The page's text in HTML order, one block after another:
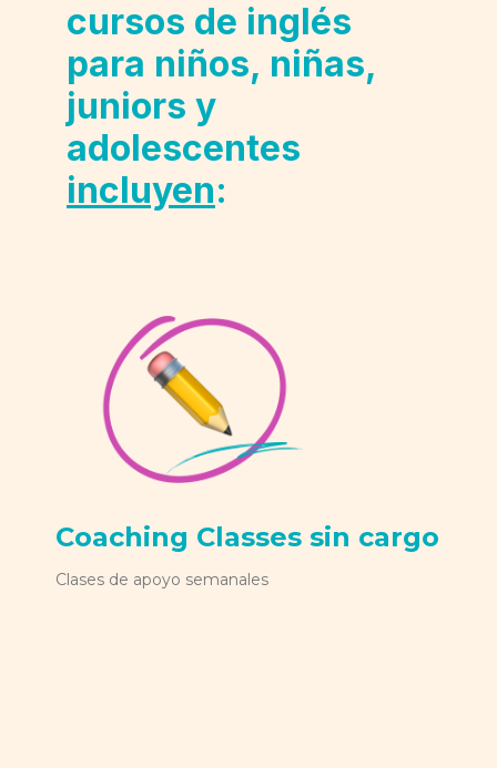
cursos de inglés
para niños, niñas,
juniors y
adolescentes
incluyen:
Coaching Classes sin cargo
Clases de apoyo semanales